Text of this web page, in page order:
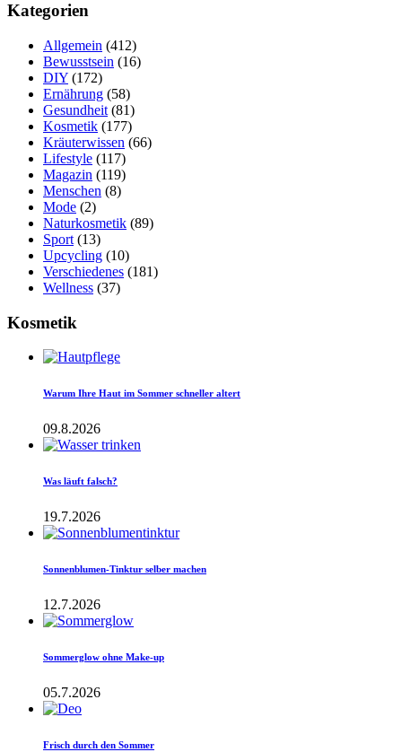
Kategorien
Allgemein (412)
Bewusstsein (16)
DIY (172)
Ernährung (58)
Gesundheit (81)
Kosmetik (177)
Kräuterwissen (66)
Lifestyle (117)
Magazin (119)
Menschen (8)
Mode (2)
Naturkosmetik (89)
Sport (13)
Upcycling (10)
Verschiedenes (181)
Wellness (37)
Kosmetik
Warum Ihre Haut im Sommer schneller altert
09.8.2026
Was läuft falsch?
19.7.2026
Sonnenblumen-Tinktur selber machen
12.7.2026
Sommerglow ohne Make-up
05.7.2026
Frisch durch den Sommer